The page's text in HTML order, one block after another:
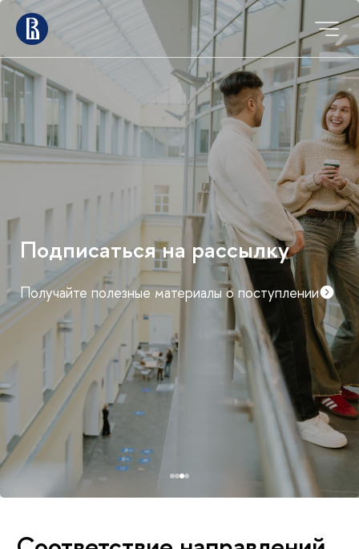
Мероприятия для
абитуриентов магистратуры
График дней открытых дверей и консультаций
факультетов